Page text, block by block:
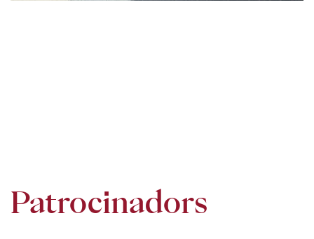
Patrocinadors